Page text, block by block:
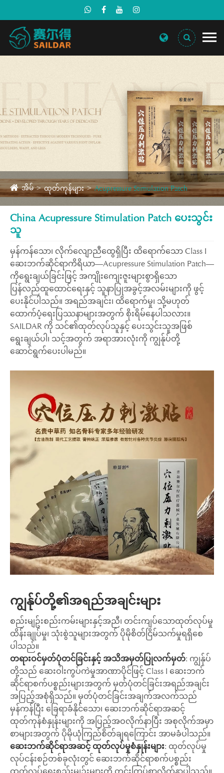
အိမ် ထုတ်ကုန်များ Acupressure Stimulation Patch
China Acupressure Stimulation Patch ပေးသွင်း
သူ
မှန်ကန်သော၊ လိုက်လျောညီထွေရှိပြီး ထိရောက်သော Class I
ဆေးဘက်ဆိုင်ရာကိရိယာ—Acupressure Stimulation Patch—
ကိုရွေးချယ်ခြင်းဖြင့် အကျိုးကျေးဇူးများစွာရှိသော
ပြန်လည်ထူထောင်ရေးနှင့် သူနာပြုအခွင့်အလမ်းများကို ဖွင့်
ပေးနိုင်ပါသည်။ အရည်အချင်း၊ ထိရောက်မှု၊ သို့မဟုတ်
ထောက်ပံ့ရေးပြဿနာများအတွက် စိုးရိမ်နေပါသလား။
SAILDAR ကို သင်၏ထုတ်လုပ်သူနှင့် ပေးသွင်းသူအဖြစ်
ရွေးချယ်ပါ၊ သင့်အတွက် အရာအားလုံးကို ကျွန်ုပ်တို့
ဆောင်ရွက်ပေးပါမည်။
ကျွန်ုပ်တို့၏အရည်အချင်းများ
စည်းမျဥ်းစည်းကမ်းများနှင့်အညီ၊ တင်းကျပ်သောထုတ်လုပ်မှု
ထိန်းချုပ်မှု၊ သုံးစွဲသူများအတွက် ပိုမိုစိတ်ငြိမ်သက်မှုရရှိစေ
ပါသည်။
တရားဝင်မှတ်ပုံတင်ခြင်းနှင့် အသိအမှတ်ပြုလက်မှတ်: ကျွန်ုပ်
တို့သည် ဆေးဝါးကွပ်ကဲမှုအာဏာပိုင်ဖြင့် Class I ဆေးဘက်
ဆိုင်ရာစက်ပစ္စည်းများအတွက် မှတ်ပုံတင်ခြင်းအရည်အချင်း
အပြည့်အစုံရှိသည်။ မှတ်ပုံတင်ခြင်းအချက်အလက်သည်
မှန်ကန်ပြီး ခြေရာခံနိုင်သော၊ ဆေးဘက်ဆိုင်ရာအဆင့်
ထုတ်ကုန်စံနှုန်းများကို အပြည့်အဝလိုက်နာပြီး အစုလိုက်အမှာ
စာများအတွက် ပိုမိုယုံကြည်စိတ်ချရကြောင်း အာမခံပါသည်။
ဆေးဘက်ဆိုင်ရာအဆင့် ထုတ်လုပ်မှုစံနှုန်းများ: ထုတ်လုပ်မှု
လုပ်ငန်းစဉ်တစ်ခုလုံးတွင် ဆေးဘက်ဆိုင်ရာစက်ပစ္စည်း